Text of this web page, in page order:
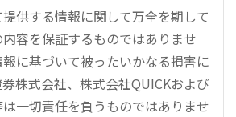
供する情報に関して万全を期して
容を保証するものではありませ
に基づいて被ったいかなる損害に
株式会社、株式会社QUICKおよび
一切責任を負うものではありませ